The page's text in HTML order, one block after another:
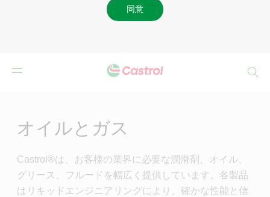
同意
オイルとガス
Castrol®は、お客様の業界に必要な潤滑剤、オイル、
グリース、フルードを幅広く提供しています。各製品
はリキッドエンジニアリングにより、確かな性能と信